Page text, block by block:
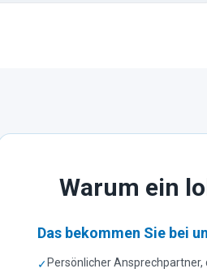
Warum ein
Das bekommen Sie bei
✓ Persönlicher Ansprechpartner,